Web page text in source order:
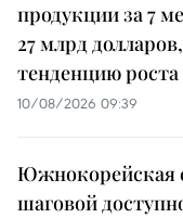
продукции за 7
27 млрд
тенденцию роста
10/08/2026 09:39
Южнокорейская
шаговой